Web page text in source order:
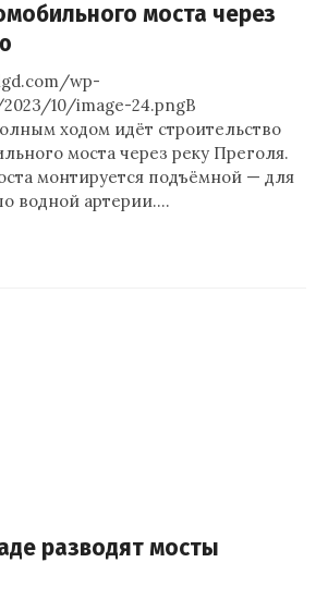
моста через
wp-
10/image-24.pngВ
ходом идёт строительство
моста через реку Преголя.
монтируется подъёмной — для
водной артерии.…
разводят мосты